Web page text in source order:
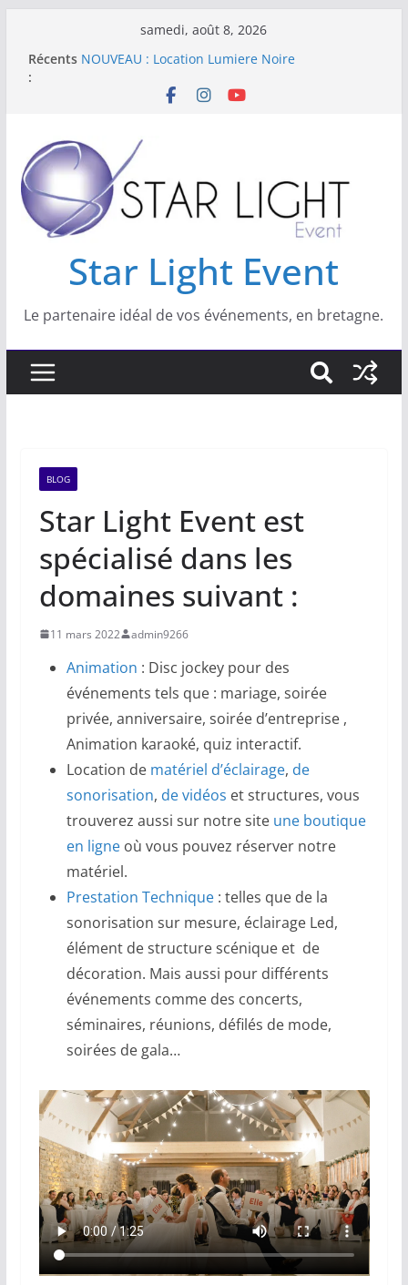
samedi, août 8, 2026
Récents
:
Star Light Event est spécialisé dans les
domaines suivant :
NOUVEAU : Location Lumiere Noire
Nouveau : location de livre d’or Audio
réveillons
Star Light Event
Star Light Event
Le partenaire idéal de vos événements, en bretagne.
BLOG
Star Light Event est
spécialisé dans les
domaines suivant :
11 mars 2022 admin9266
Animation : Disc jockey pour des
événements tels que : mariage, soirée
privée, anniversaire, soirée d’entreprise ,
Animation karaoké, quiz interactif.
Location de matériel d’éclairage, de
sonorisation, de vidéos et structures, vous
trouverez aussi sur notre siteune boutique
en ligneoù vous pouvez réserver notre
matériel.
Prestation Technique: telles que de la
sonorisation sur mesure, éclairage Led,
élément de structure scénique et de
décoration. Mais aussi pour différents
événements comme des concerts,
séminaires, réunions, défilés de mode,
soirées de gala…